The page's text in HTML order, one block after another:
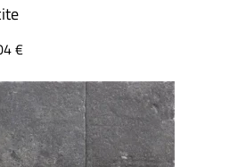
€Plage
prix :
18.85 €
à
27.04 €